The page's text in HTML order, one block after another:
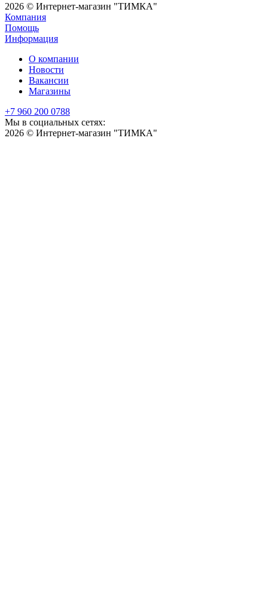
2026 © Интернет-магазин "ТИМКА"
Компания
Помощь
Информация
О компании
Новости
Вакансии
Магазины
+7 960 200 0788
Мы в социальных сетях:
2026 © Интернет-магазин "ТИМКА"